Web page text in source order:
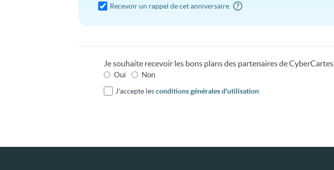
Recevoir un rappel de cet anniversaire ?
Je souhaite recevoir les bons plans des partenaires de CyberCartes
Oui Non
J'accepte lesconditions générales d'utilisation